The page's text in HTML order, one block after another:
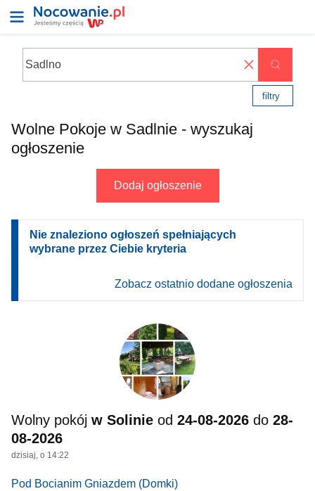
✖
filtry
Wolne Pokoje w Sadlnie - wyszukaj
ogłoszenie
Dodaj ogłoszenie
Nie znaleziono ogłoszeń spełniających
wybrane przez Ciebie kryteria
Zobacz ostatnio dodane ogłoszenia
Wolny pokój w Solinie od 24-08-2026 do 28-
08-2026
dzisiaj, o 14:22
Pod Bocianim Gniazdem (Domki)